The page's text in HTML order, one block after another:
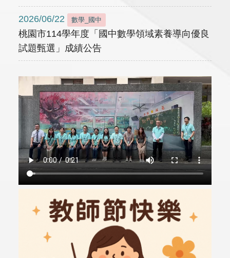
2026/06/22 數學_國中
桃園市114學年度「國中數學領域素養導向優良
試題甄選」成績公告